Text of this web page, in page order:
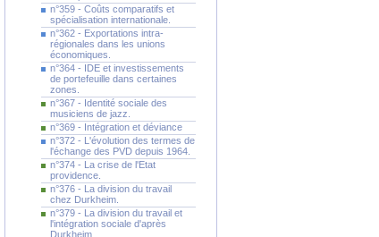
n°359 - Coûts comparatifs et
spécialisation internationale.
n°362 - Exportations intra-
régionales dans les unions
économiques.
n°364 - IDE et investissements
de portefeuille dans certaines
zones.
n°367 - Identité sociale des
musiciens de jazz.
n°369 - Intégration et déviance
n°372 - L'évolution des termes de
l'échange des PVD depuis 1964.
n°374 - La crise de l'Etat
providence.
n°376 - La division du travail
chez Durkheim.
n°379 - La division du travail et
l'intégration sociale d'après
Durkheim.